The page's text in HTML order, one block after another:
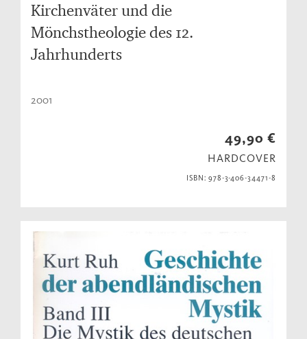
Kirchenväter und die
Mönchstheologie des 12.
Jahrhunderts
2001
49,90 €
HARDCOVER
ISBN: 978-3-406-34471-8